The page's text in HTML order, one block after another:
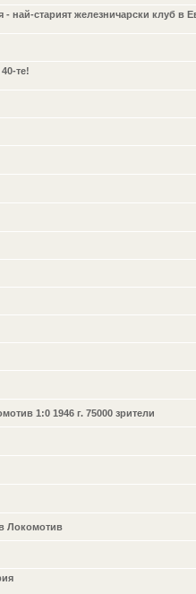
най-старият железничарски клуб в
те!
1:0 1946 г. 75000 зрители
Локомотив